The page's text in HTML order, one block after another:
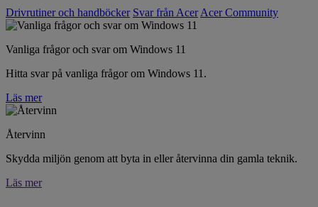
Drivrutiner och handböcker Svar från Acer Acer Community
Vanliga frågor och svar om Windows 11
Hitta svar på vanliga frågor om Windows 11.
Läs mer
Återvinn
Skydda miljön genom att byta in eller återvinna din gamla teknik.
Läs mer